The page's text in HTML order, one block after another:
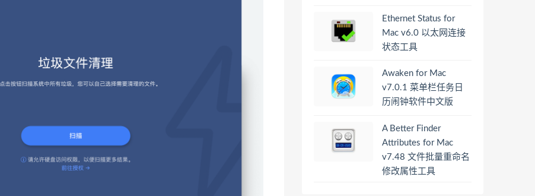
Ethernet Status for
Mac v6.0 以太网连接
状态工具
Awaken for Mac
v7.0.1 菜单栏任务日
历闹钟软件中文版
A Better Finder
Attributes for Mac
v7.48 文件批量重命名
修改属性工具